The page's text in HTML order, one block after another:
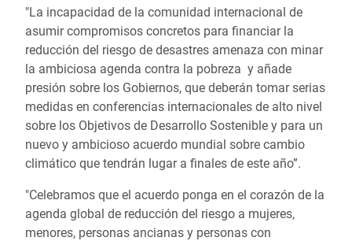
"La incapacidad de la comunidad internacional de
asumir compromisos concretos para financiar la
reducción del riesgo de desastres amenaza con minar
la ambiciosa agenda contra la pobreza y añade
presión sobre los Gobiernos, que deberán tomar serias
medidas en conferencias internacionales de alto nivel
sobre los Objetivos de Desarrollo Sostenible y para un
nuevo y ambicioso acuerdo mundial sobre cambio
climático que tendrán lugar a finales de este año”.
"Celebramos que el acuerdo ponga en el corazón de la
agenda global de reducción del riesgo a mujeres,
menores, personas ancianas y personas con